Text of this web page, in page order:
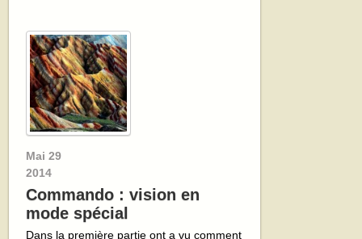
Mai 29
2014
Commando : vision en
mode spécial
Dans la première partie ont a vu comment